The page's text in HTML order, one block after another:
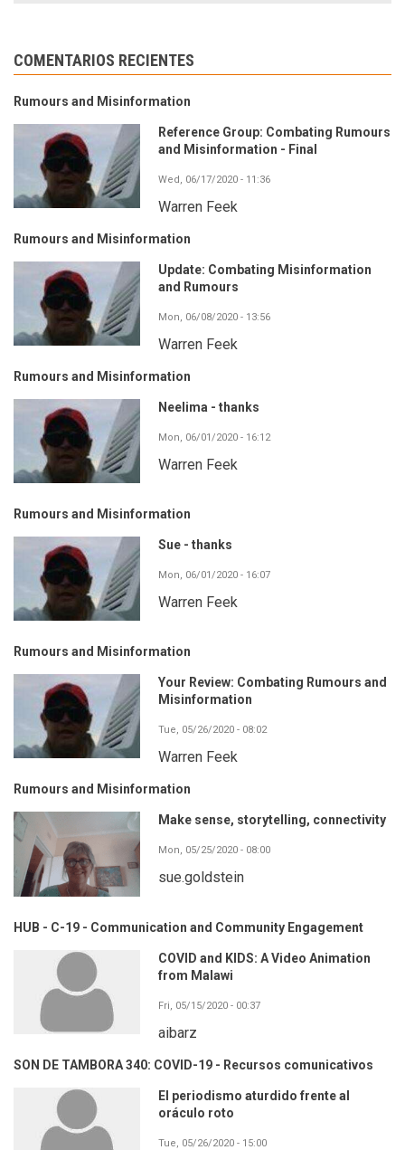
COMENTARIOS RECIENTES
Rumours and Misinformation
Reference Group: Combating Rumours
and Misinformation - Final
Wed, 06/17/2020 - 11:36
Warren Feek
Rumours and Misinformation
Update: Combating Misinformation
and Rumours
Mon, 06/08/2020 - 13:56
Warren Feek
Rumours and Misinformation
Neelima - thanks
Mon, 06/01/2020 - 16:12
Warren Feek
Rumours and Misinformation
Sue - thanks
Mon, 06/01/2020 - 16:07
Warren Feek
Rumours and Misinformation
Your Review: Combating Rumours and
Misinformation
Tue, 05/26/2020 - 08:02
Warren Feek
Rumours and Misinformation
Make sense, storytelling, connectivity
Mon, 05/25/2020 - 08:00
sue.goldstein
HUB - C-19 - Communication and Community Engagement
COVID and KIDS: A Video Animation
from Malawi
Fri, 05/15/2020 - 00:37
aibarz
SON DE TAMBORA 340: COVID-19 - Recursos comunicativos
El periodismo aturdido frente al
oráculo roto
Tue, 05/26/2020 - 15:00